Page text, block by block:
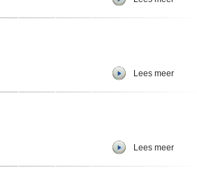
Lees meer
Lees meer